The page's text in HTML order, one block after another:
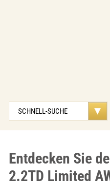
Entdecken Sie
2.2TD Limited